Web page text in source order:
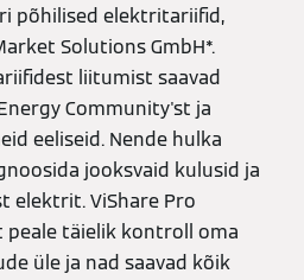
põhilised elektritariifid,
Solutions GmbH*.
liitumist saavad
Community'st ja
eeliseid. Nende hulka
jooksvaid kulusid ja
elektrit. ViShare Pro
peale täielik kontroll oma
üle ja nad saavad kõik